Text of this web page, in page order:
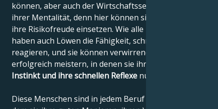
können, aber auch der Wirtschaftssektor passt zu
ihrer Mentalität, denn hier können sie ihren Mut und
ihre Risikofreude einsetzen. Wie alle Raubkatzen
haben auch Löwen die Fähigkeit, schnell zu
reagieren, und sie können verwirrende Situationen
erfolgreich meistern, in denen sie ihren untrüglichen
Instinkt und ihre schnellen Reflexe nutzen können.
Diese Menschen sind in jedem Beruf erfolgreich, in